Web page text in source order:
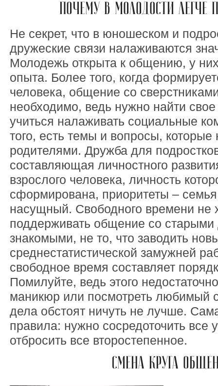
ПОЧЕМУ В МОЛОДОСТИ ЛЕГЧЕ
Не секрет, что в юношеском и
дружеские связи налаживаются
Молодежь открыта к общению, у них
опыта. Более того, когда
человека, общение со
необходимо, ведь нужно найти
учиться налаживать социальные
того, есть темы и вопросы, которые
родителями. Дружба для
составляющая личностного
взрослого человека, личность
сформирована, приоритеты –
насущный. Свободного времени не
поддерживать общение со старыми
знакомыми, не то, что заводить
среднестатистической замужней
свободное время составляет
Помилуйте, ведь этого
маникюр или посмотреть любимый
дела обстоят ничуть не лучше.
правила: нужно сосредоточить все
отбросить все второстепенное.
СМЕНА КРУГА